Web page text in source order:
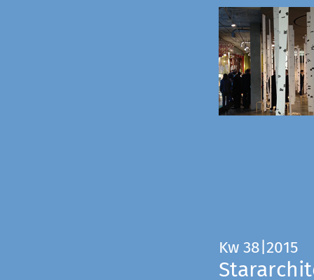
Kw 38|2015